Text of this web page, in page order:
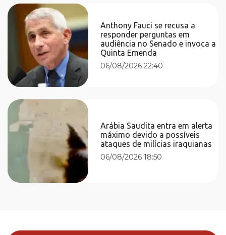
Anthony Fauci se recusa a
responder perguntas em
audiência no Senado e invoca a
Quinta Emenda
06/08/2026 22:40
Arábia Saudita entra em alerta
máximo devido a possíveis
ataques de milícias iraquianas
06/08/2026 18:50